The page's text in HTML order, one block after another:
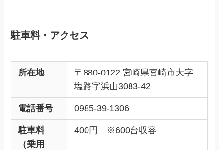
駐車料・アクセス
所在地
〒880-0122 宮崎県宮崎市大字
塩路字浜山3083-42
電話番号 0985-39-1306
駐車料
（乗用
400円 ※600台収容